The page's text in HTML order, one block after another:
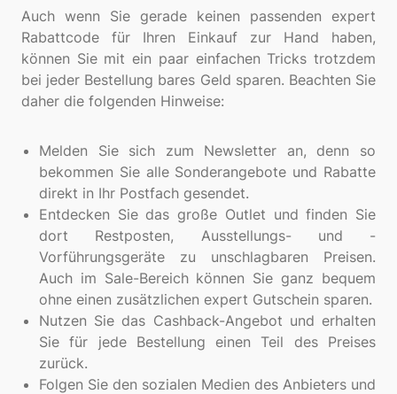
Auch wenn Sie gerade keinen passenden expert
Rabattcode für Ihren Einkauf zur Hand haben,
können Sie mit ein paar einfachen Tricks trotzdem
bei jeder Bestellung bares Geld sparen. Beachten Sie
daher die folgenden Hinweise:
Melden Sie sich zum Newsletter an, denn so
bekommen Sie alle Sonderangebote und Rabatte
direkt in Ihr Postfach gesendet.
Entdecken Sie das große Outlet und finden Sie
dort Restposten, Ausstellungs- und -
Vorführungsgeräte zu unschlagbaren Preisen.
Auch im Sale-Bereich können Sie ganz bequem
ohne einen zusätzlichen expert Gutschein sparen.
Nutzen Sie das Cashback-Angebot und erhalten
Sie für jede Bestellung einen Teil des Preises
zurück.
Folgen Sie den sozialen Medien des Anbieters und